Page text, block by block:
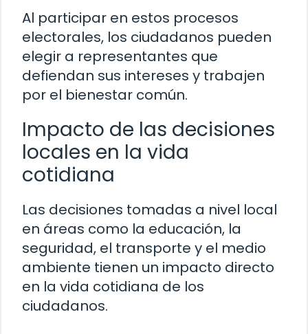
Al participar en estos procesos
electorales, los ciudadanos pueden
elegir a representantes que
defiendan sus intereses y trabajen
por el bienestar común.
Impacto de las decisiones
locales en la vida
cotidiana
Las decisiones tomadas a nivel local
en áreas como la educación, la
seguridad, el transporte y el medio
ambiente tienen un impacto directo
en la vida cotidiana de los
ciudadanos.